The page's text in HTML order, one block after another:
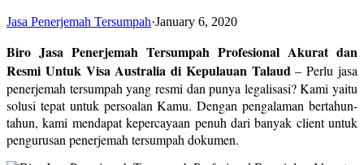
Jasa Penerjemah Tersumpah·January 6, 2020
Biro Jasa Penerjemah Tersumpah Profesional Akurat dan
Resmi Untuk Visa Australia di Kepulauan Talaud – Perlu jasa
penerjemah tersumpah yang resmi dan punya legalisasi? Kami yaitu
solusi tepat untuk persoalan Kamu. Dengan pengalaman bertahun-
tahun, kami mendapat kepercayaan penuh dari banyak client untuk
pengurusan penerjemah tersumpah dokumen.